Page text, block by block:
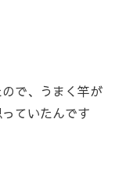
で、うまく竿が
ていたんです